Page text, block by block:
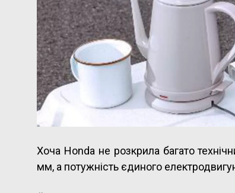
Хоча Honda не розкрила багато
мм, а потужність єдиного